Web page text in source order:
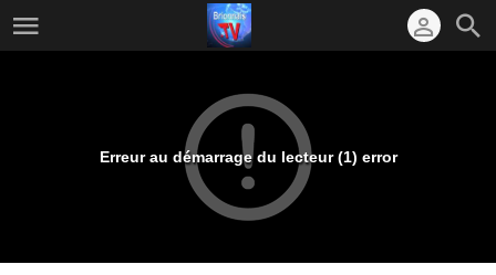
Erreur au démarrage du lecteur (1) error